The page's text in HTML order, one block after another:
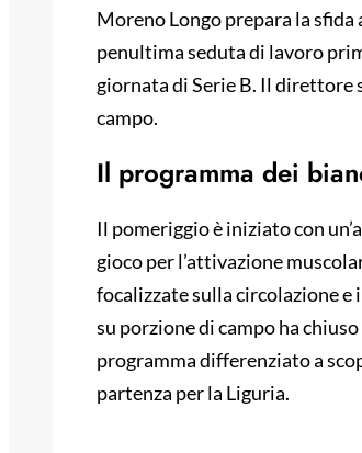
Moreno Longo prepara la sfida
penultima seduta di lavoro
giornata di Serie B. Il direttore
campo.
Il programma dei
Il pomeriggio è iniziato con
gioco per l’attivazione
focalizzate sulla circolazione
su porzione di campo ha
programma differenziato a
partenza per la Liguria.